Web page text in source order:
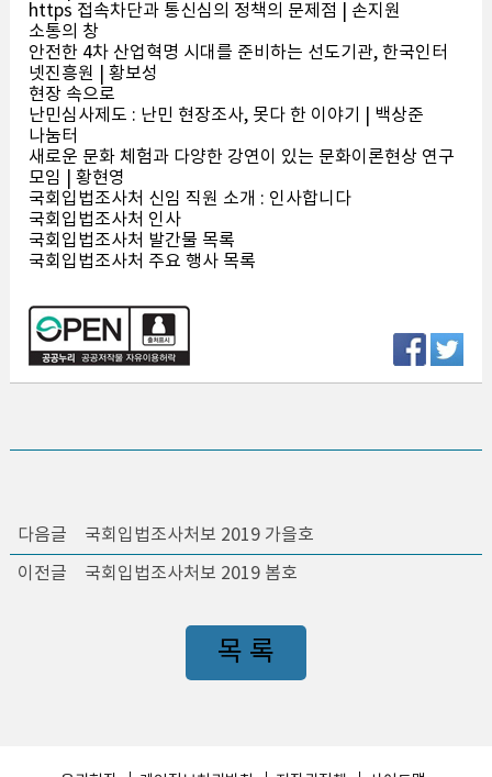
https 접속차단과 통신심의 정책의 문제점 | 손지원
소통의 창
안전한 4차 산업혁명 시대를 준비하는 선도기관, 한국인터
넷진흥원 | 황보성
현장 속으로
난민심사제도 : 난민 현장조사, 못다 한 이야기 | 백상준
나눔터
새로운 문화 체험과 다양한 강연이 있는 문화이론현상 연구
모임 | 황현영
국회입법조사처 신임 직원 소개 : 인사합니다
국회입법조사처 인사
국회입법조사처 발간물 목록
국회입법조사처 주요 행사 목록
다음글
국회입법조사처보 2019 가을호
이전글
국회입법조사처보 2019 봄호
목 록